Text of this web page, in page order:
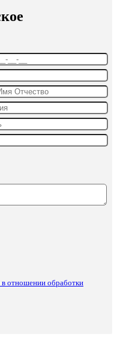
в отношении обработки